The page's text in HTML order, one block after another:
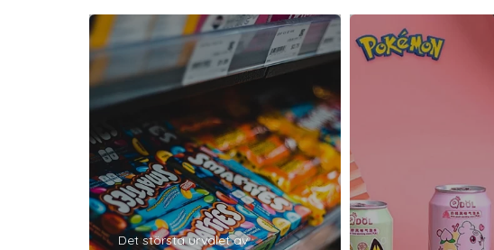
Det största urvalet av